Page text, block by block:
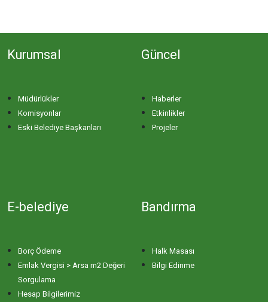
Kurumsal
Müdürlükler
Komisyonlar
Eski Belediye Başkanları
Güncel
Haberler
Etkinlikler
Projeler
E-belediye
Borç Ödeme
Emlak Vergisi > Arsa m2 Değeri
Sorgulama
Hesap Bilgilerimiz
Bandırma
Halk Masası
Bilgi Edinme